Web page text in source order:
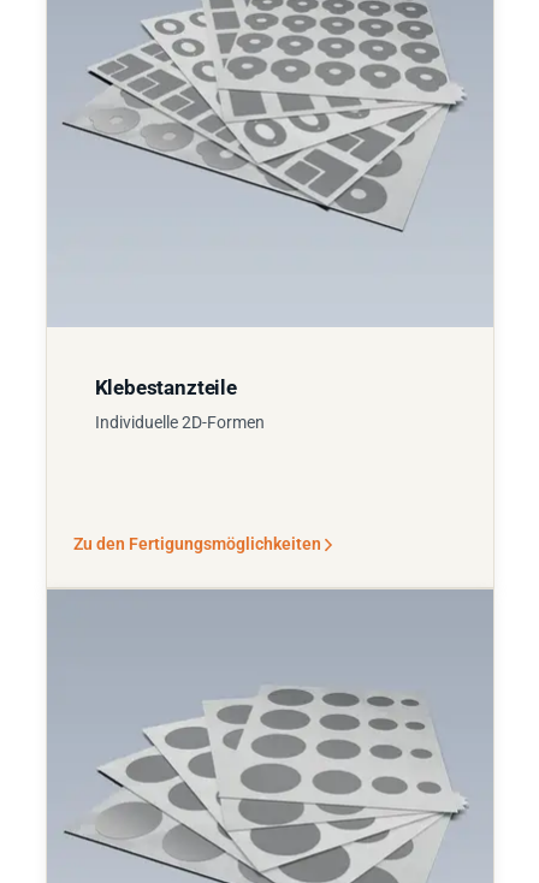
Klebestanzteile
Individuelle 2D-Formen
Zu den Fertigungsmöglichkeiten